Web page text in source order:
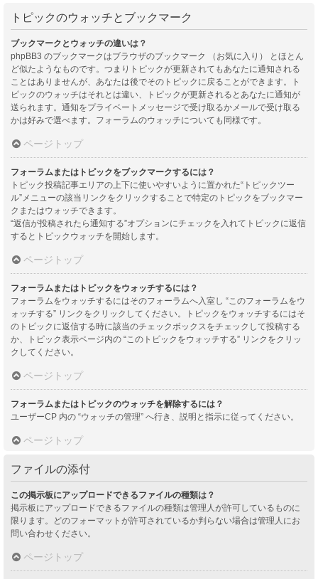
トピックのウォッチとブックマーク
ブックマークとウォッチの違いは？
phpBB3 のブックマークはブラウザのブックマーク （お気に入り） とほとん
ど似たようなものです。つまりトピックが更新されてもあなたに通知される
ことはありませんが、あなたは後でそのトピックに戻ることができます。ト
ピックのウォッチはそれとは違い、トピックが更新されるとあなたに通知が
送られます。通知をプライベートメッセージで受け取るかメールで受け取る
かは好みで選べます。フォーラムのウォッチについても同様です。
ページトップ
フォーラムまたはトピックをブックマークするには？
トピック投稿記事エリアの上下に使いやすいように置かれた“トピックツー
ル”メニューの該当リンクをクリックすることで特定のトピックをブックマー
クまたはウォッチできます。
“返信が投稿されたら通知する”オプションにチェックを入れてトピックに返信
するとトピックウォッチを開始します。
ページトップ
フォーラムまたはトピックをウォッチするには？
フォーラムをウォッチするにはそのフォーラムへ入室し “このフォーラムをウ
ォッチする” リンクをクリックしてください。トピックをウォッチするにはそ
のトピックに返信する時に該当のチェックボックスをチェックして投稿する
か、トピック表示ページ内の “このトピックをウォッチする” リンクをクリッ
クしてください。
ページトップ
フォーラムまたはトピックのウォッチを解除するには？
ユーザーCP 内の “ウォッチの管理” へ行き、説明と指示に従ってください。
ページトップ
ファイルの添付
この掲示板にアップロードできるファイルの種類は？
掲示板にアップロードできるファイルの種類は管理人が許可しているものに
限ります。どのフォーマットが許可されているか判らない場合は管理人にお
問い合わせください。
ページトップ